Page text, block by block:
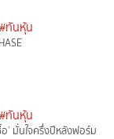
#ทันหุ้น
#ทันหุ้น
อ’ มั่นใจครึ่งปีหลังฟอร์ม